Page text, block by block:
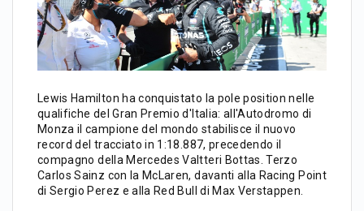
Lewis Hamilton ha conquistato la pole position nelle
qualifiche del Gran Premio d'Italia: all'Autodromo di
Monza il campione del mondo stabilisce il nuovo
record del tracciato in 1:18.887, precedendo il
compagno della Mercedes Valtteri Bottas. Terzo
Carlos Sainz con la McLaren, davanti alla Racing Point
di Sergio Perez e alla Red Bull di Max Verstappen.